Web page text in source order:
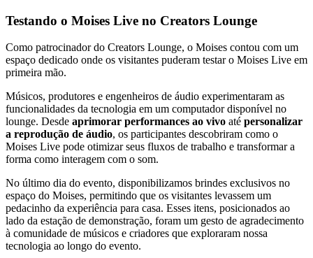
Testando o Moises Live no Creators Lounge
Como patrocinador do Creators Lounge, o Moises contou com um
espaço dedicado onde os visitantes puderam testar o Moises Live em
primeira mão.
Músicos, produtores e engenheiros de áudio experimentaram as
funcionalidades da tecnologia em um computador disponível no
lounge. Desde aprimorar performances ao vivo até personalizar
a reprodução de áudio, os participantes descobriram como o
Moises Live pode otimizar seus fluxos de trabalho e transformar a
forma como interagem com o som.
No último dia do evento, disponibilizamos brindes exclusivos no
espaço do Moises, permitindo que os visitantes levassem um
pedacinho da experiência para casa. Esses itens, posicionados ao
lado da estação de demonstração, foram um gesto de agradecimento
à comunidade de músicos e criadores que exploraram nossa
tecnologia ao longo do evento.